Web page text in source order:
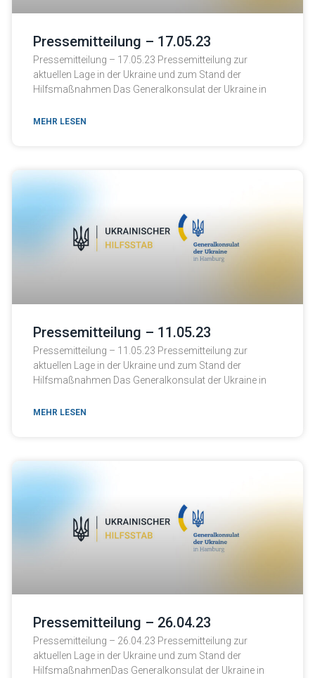
Pressemitteilung – 17.05.23
Pressemitteilung – 17.05.23 Pressemitteilung zur
aktuellen Lage in der Ukraine und zum Stand der
Hilfsmaßnahmen Das Generalkonsulat der Ukraine in
MEHR LESEN
Pressemitteilung – 11.05.23
Pressemitteilung – 11.05.23 Pressemitteilung zur
aktuellen Lage in der Ukraine und zum Stand der
Hilfsmaßnahmen Das Generalkonsulat der Ukraine in
MEHR LESEN
Pressemitteilung – 26.04.23
Pressemitteilung – 26.04.23 Pressemitteilung zur
aktuellen Lage in der Ukraine und zum Stand der
HilfsmaßnahmenDas Generalkonsulat der Ukraine in